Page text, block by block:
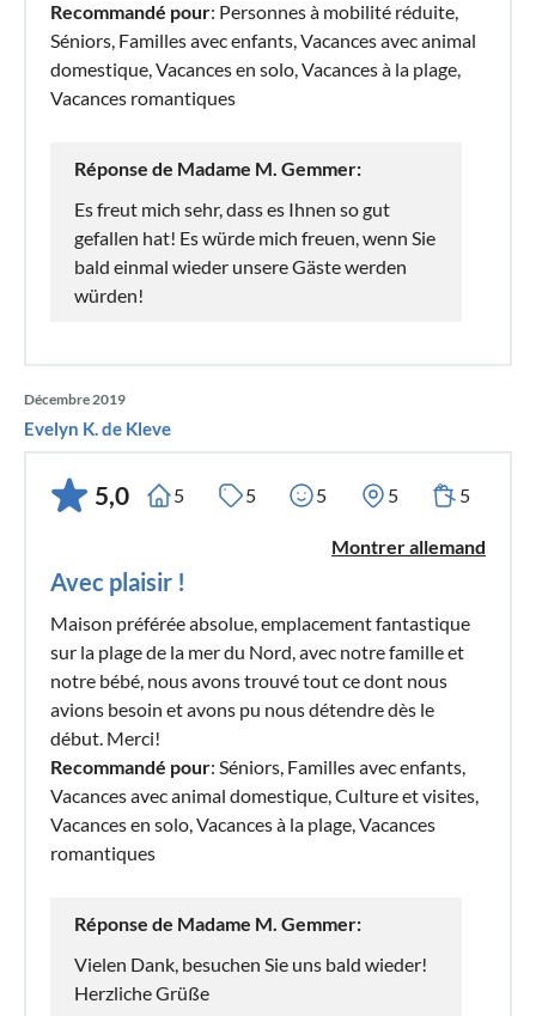
Recommandé pour: Personnes à mobilité réduite,
Séniors, Familles avec enfants, Vacances avec animal
domestique, Vacances en solo, Vacances à la plage,
Vacances romantiques
Réponse de Madame M. Gemmer:
Es freut mich sehr, dass es Ihnen so gut
gefallen hat! Es würde mich freuen, wenn Sie
bald einmal wieder unsere Gäste werden
würden!
Décembre 2019
Evelyn K. de Kleve
5,0 5 5 5 5 5
Montrer allemand
Avec plaisir !
Maison préférée absolue, emplacement fantastique
sur la plage de la mer du Nord, avec notre famille et
notre bébé, nous avons trouvé tout ce dont nous
avions besoin et avons pu nous détendre dès le
début. Merci!
Recommandé pour: Séniors, Familles avec enfants,
Vacances avec animal domestique, Culture et visites,
Vacances en solo, Vacances à la plage, Vacances
romantiques
Réponse de Madame M. Gemmer:
Vielen Dank, besuchen Sie uns bald wieder!
Herzliche Grüße